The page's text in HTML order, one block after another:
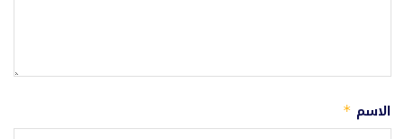
الاسم *